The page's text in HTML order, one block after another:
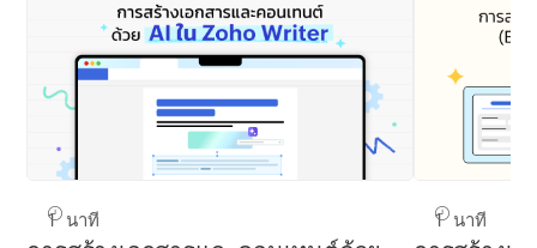
1 นาที 1 นาที